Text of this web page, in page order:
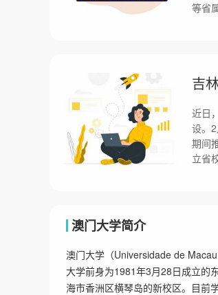
等省
吉
近日
设。
期间
立省
澳门大学简介
澳门大学（Universidade de
大学前身为1981年3月28日成立的
海市香洲区横琴岛的新校区。目前